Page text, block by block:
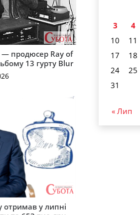
— продюсер Ray of
13 гурту Blur
отримав у липні
3
4
10
11
17
18
24
25
31
« Лип